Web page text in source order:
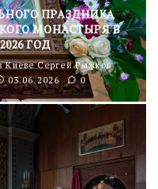
ПРАЗДНИКА
МОНАСТЫРЯ В
ГОД
Киеве Сергей Рыжков
03.06.2026 0